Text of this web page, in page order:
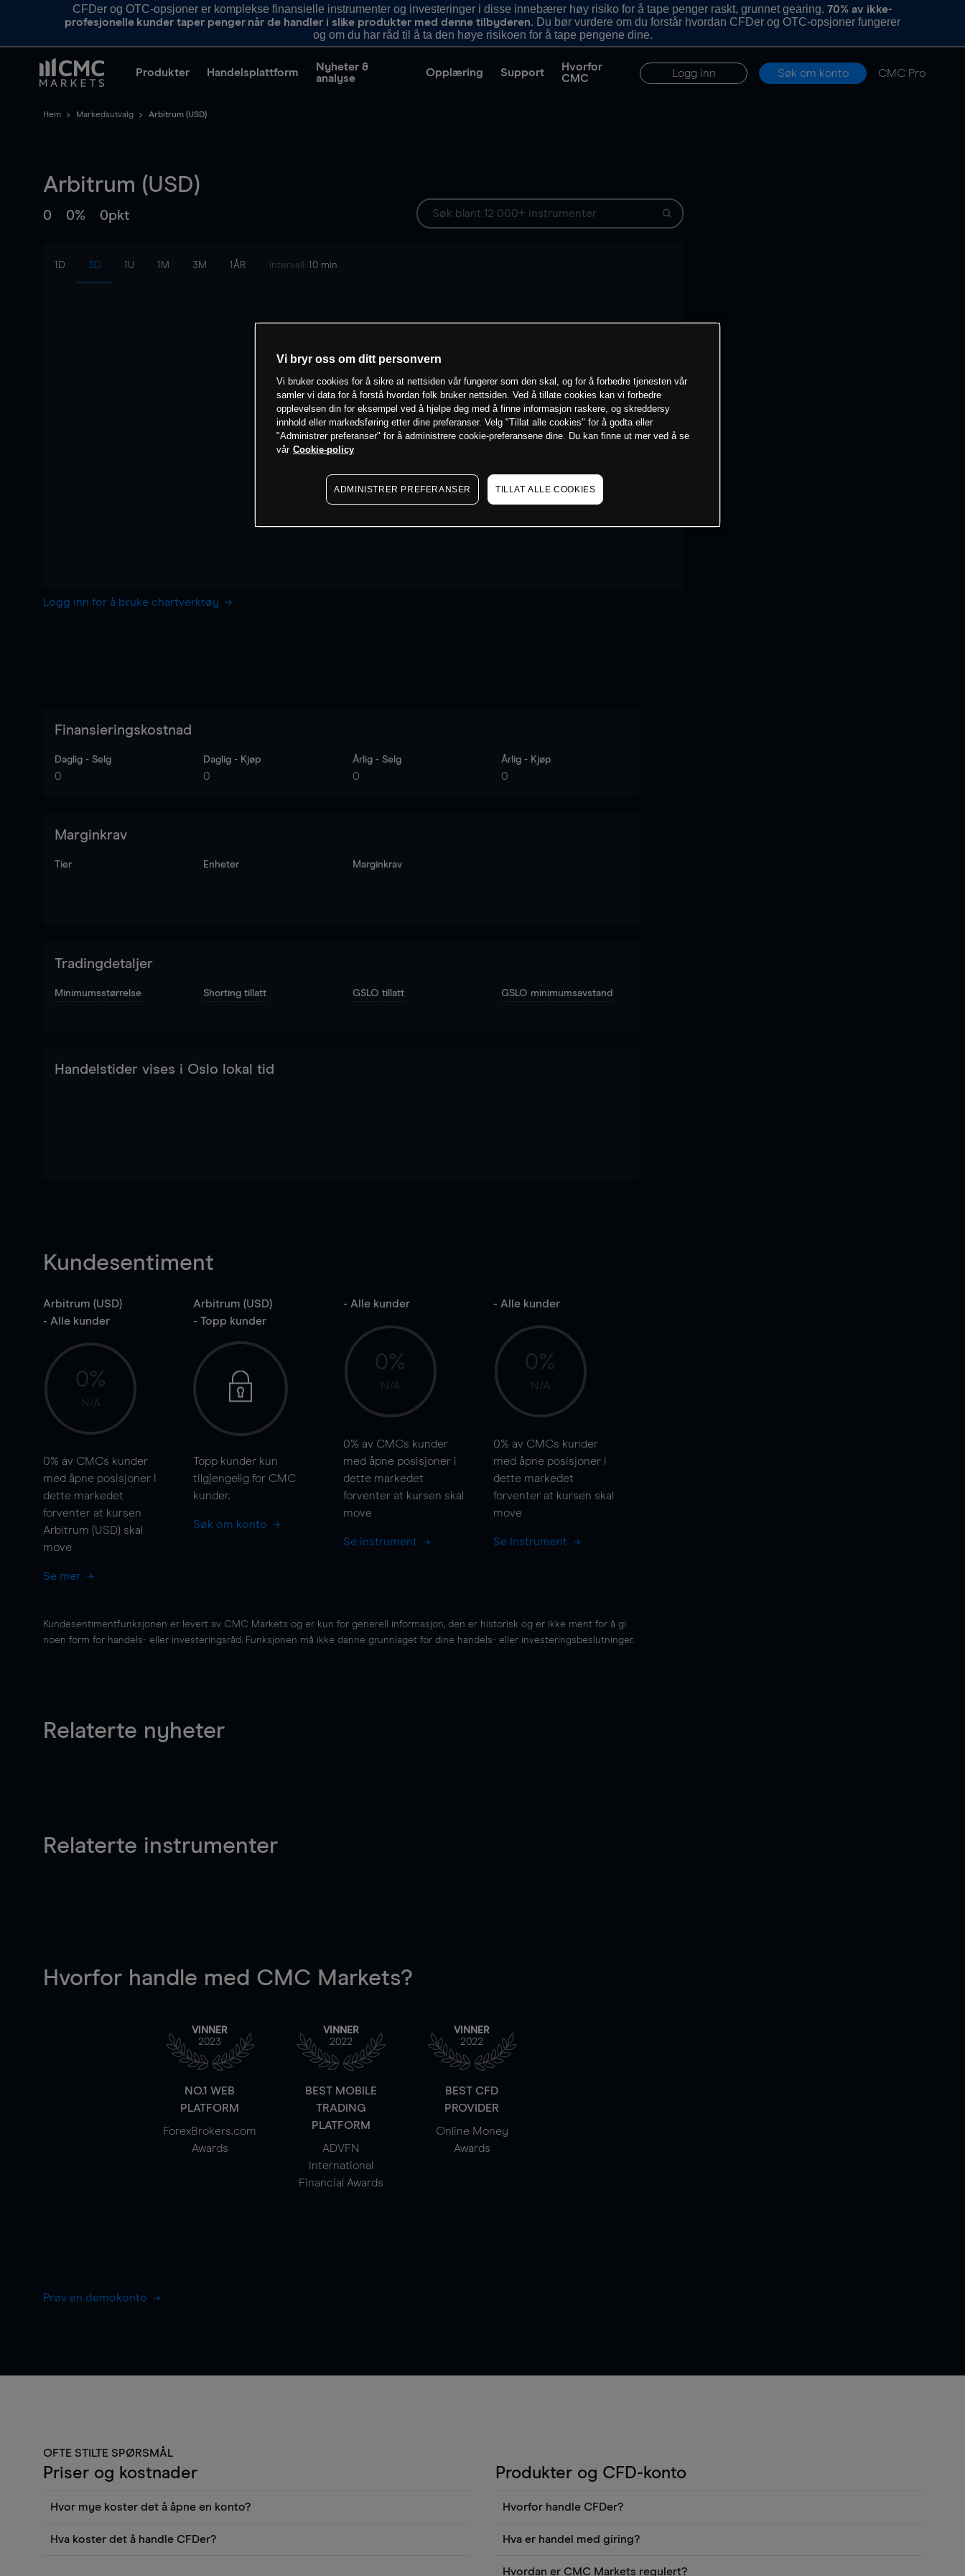
CFDer og OTC-opsjoner er komplekse finansielle instrumenter og investeringer i disse innebærer høy risiko for å tape penger raskt, grunnet gearing.70% av ikke-
profesjonelle kunder taper penger når de handler i slike produkter med denne tilbyderen. Du bør vurdere om du forstår hvordan CFDer og OTC-opsjoner fungerer
og om du har råd til å ta den høye risikoen for å tape pengene dine.
Produkter Handelsplattform
Nyheter &
analyse
Opplæring Support
Hvorfor
CMC
Logg inn Søk om konto CMC Pro
Hem Markedsutvalg Arbitrum (USD)
Arbitrum (USD)
0 0% 0pkt
1D 3D 1U 1M 3M 1ÅR Intervall: 10 min
Logg inn for å bruke chartverktøy
Finansieringskostnad
Daglig - Selg
0
Daglig - Kjøp
0
Årlig - Selg
0
Årlig - Kjøp
0
Marginkrav
Tier Enheter Marginkrav
Tradingdetaljer
Minimumsstørrelse Shorting tillatt GSLO tillatt GSLO minimumsavstand
Handelstider vises i Oslo lokal tid
Kundesentiment
Arbitrum (USD)
- Alle kunder
0%
N/A
0% av CMCs kunder
med åpne posisjoner i
dette markedet
forventer at kursen
Arbitrum (USD) skal
move
Se mer
Arbitrum (USD)
- Topp kunder
Topp kunder kun
tilgjengelig for CMC
kunder.
Søk om konto
- Alle kunder
0%
N/A
0% av CMCs kunder
med åpne posisjoner i
dette markedet
forventer at kursen skal
move
Se instrument
- Alle kunder
0%
N/A
0% av CMCs kunder
med åpne posisjoner i
dette markedet
forventer at kursen skal
move
Se instrument
Kundesentimentfunksjonen er levert av CMC Markets og er kun for generell informasjon, den er historisk og er ikke ment for å gi
noen form for handels- eller investeringsråd. Funksjonen må ikke danne grunnlaget for dine handels- eller investeringsbeslutninger.
Relaterte nyheter
Relaterte instrumenter
Hvorfor handle med CMC Markets?
VINNER
2023
NO.1 WEB
PLATFORM
ForexBrokers.com
Awards
VINNER
2022
BEST MOBILE
TRADING
PLATFORM
ADVFN
International
Financial Awards
VINNER
2022
BEST CFD
PROVIDER
Online Money
Awards
Prøv en demokonto
OFTE STILTE SPØRSMÅL
Priser og kostnader
Hvor mye koster det å åpne en konto?
Hva koster det å handle CFDer?
Produkter og CFD-konto
Hvorfor handle CFDer?
døgnet, fra søndag kveld til fredag kveld. Du kan handle via din telefon,
nettbrett, PC eller Mac.
Hva er handel med giring?
Hvordan er CMC Markets regulert?
Vi bryr oss om ditt personvern
Vi bruker cookies for å sikre at nettsiden vår fungerer som den skal, og for å forbedre tjenesten vår
samler vi data for å forstå hvordan folk bruker nettsiden. Ved å tillate cookies kan vi forbedre
opplevelsen din for eksempel ved å hjelpe deg med å finne informasjon raskere, og skreddersy
innhold eller markedsføring etter dine preferanser. Velg "Tillat alle cookies" for å godta eller
"Administrer preferanser" for å administrere cookie-preferansene dine. Du kan finne ut mer ved å se
vår Cookie-policy
ADMINISTRER PREFERANSER TILLAT ALLE COOKIES